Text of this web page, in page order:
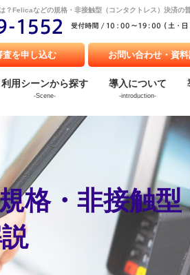
？Felicaなどの規格・非接触型（コンタクトレス）決済の
利用シーンから探す
-Scene-
導入について
-introduction-
査を申し込む お問い合わせ・資
格・非接触型